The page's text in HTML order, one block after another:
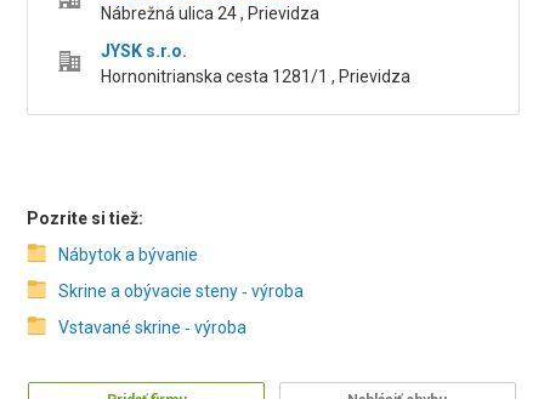
Nábrežná ulica 24 , Prievidza
JYSK s.r.o.
Hornonitrianska cesta 1281/1 , Prievidza
Pozrite si tiež:
Nábytok a bývanie
Skrine a obývacie steny ‑ výroba
Vstavané skrine ‑ výroba